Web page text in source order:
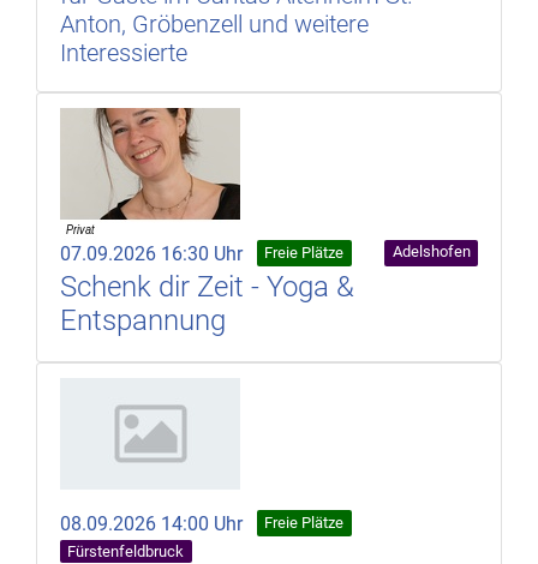
Anton, Gröbenzell und weitere
Interessierte
07.09.2026 16:30 Uhr Freie Plätze Adelshofen
Schenk dir Zeit - Yoga &
Entspannung
08.09.2026 14:00 Uhr
Freie Plätze
Fürstenfeldbruck